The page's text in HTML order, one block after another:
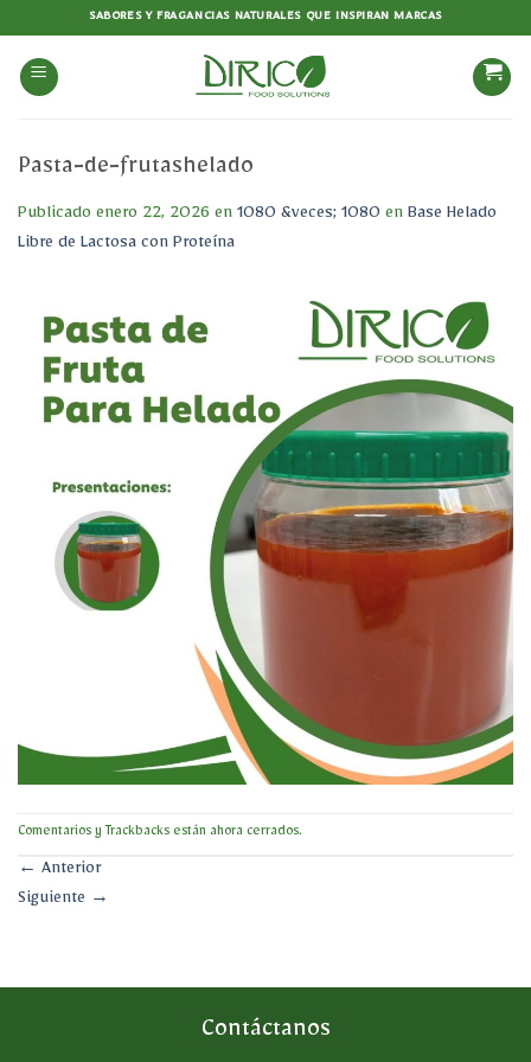
contenido
SABORES Y FRAGANCIAS NATURALES QUE INSPIRAN MARCAS
Pasta-de-frutashelado
Publicado enero 22, 2026 en 1080 &veces; 1080 en Base Helado
Libre de Lactosa con Proteína
Comentarios y Trackbacks están ahora cerrados.
← Anterior
Siguiente →
Contáctanos